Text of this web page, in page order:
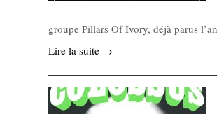
groupe Pillars Of Ivory, déjà parus
Lire la suite →